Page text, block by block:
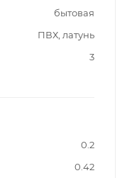
бытовая
ПВХ, латунь
3
0.2
0.42